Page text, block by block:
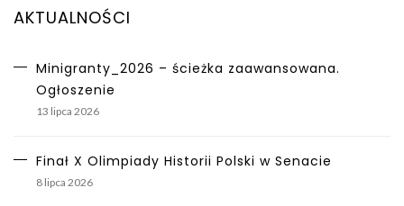
AKTUALNOŚCI
Minigranty_2026 – ścieżka zaawansowana.
Ogłoszenie
13 lipca 2026
Finał X Olimpiady Historii Polski w Senacie
8 lipca 2026